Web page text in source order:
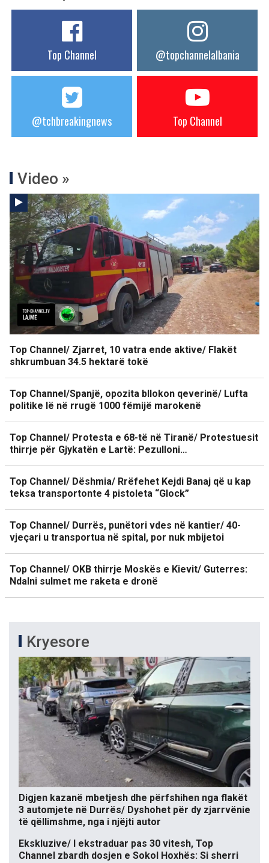
Top Channel @topchannelalbania
@tchbreakingnews Top Channel
Video »
Top Channel/ Zjarret, 10 vatra ende aktive/ Flakët
shkrumbuan 34.5 hektarë tokë
Top Channel/Spanjë, opozita bllokon qeverinë/ Lufta
politike lë në rrugë 1000 fëmijë marokenë
Top Channel/ Protesta e 68-të në Tiranë/ Protestuesit
thirrje për Gjykatën e Lartë: Pezulloni…
Top Channel/ Dëshmia/ Rrëfehet Kejdi Banaj që u kap
teksa transportonte 4 pistoleta “Glock”
Top Channel/ Durrës, punëtori vdes në kantier/ 40-
vjeçari u transportua në spital, por nuk mbijetoi
Top Channel/ OKB thirrje Moskës e Kievit/ Guterres:
Ndalni sulmet me raketa e dronë
Kryesore
Digjen kazanë mbetjesh dhe përfshihen nga flakët
3 automjete në Durrës/ Dyshohet për dy zjarrvënie
të qëllimshme, nga i njëjti autor
Ekskluzive/ I ekstraduar pas 30 vitesh, Top
Channel zbardh dosjen e Sokol Hoxhës: Si sherri